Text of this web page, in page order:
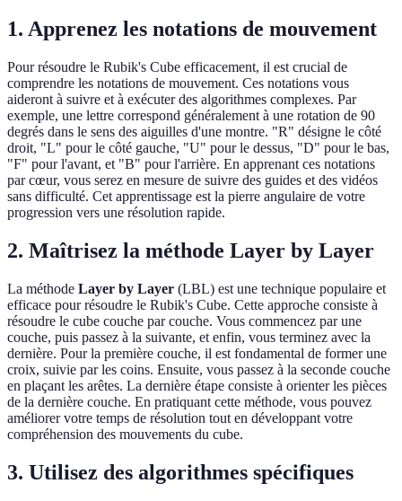
1. Apprenez les notations de mouvement
Pour résoudre le Rubik's Cube efficacement, il est crucial de
comprendre les notations de mouvement. Ces notations vous
aideront à suivre et à exécuter des algorithmes complexes. Par
exemple, une lettre correspond généralement à une rotation de 90
degrés dans le sens des aiguilles d'une montre. "R" désigne le côté
droit, "L" pour le côté gauche, "U" pour le dessus, "D" pour le bas,
"F" pour l'avant, et "B" pour l'arrière. En apprenant ces notations
par cœur, vous serez en mesure de suivre des guides et des vidéos
sans difficulté. Cet apprentissage est la pierre angulaire de votre
progression vers une résolution rapide.
2. Maîtrisez la méthode Layer by Layer
La méthode Layer by Layer (LBL) est une technique populaire et
efficace pour résoudre le Rubik's Cube. Cette approche consiste à
résoudre le cube couche par couche. Vous commencez par une
couche, puis passez à la suivante, et enfin, vous terminez avec la
dernière. Pour la première couche, il est fondamental de former une
croix, suivie par les coins. Ensuite, vous passez à la seconde couche
en plaçant les arêtes. La dernière étape consiste à orienter les pièces
de la dernière couche. En pratiquant cette méthode, vous pouvez
améliorer votre temps de résolution tout en développant votre
compréhension des mouvements du cube.
3. Utilisez des algorithmes spécifiques